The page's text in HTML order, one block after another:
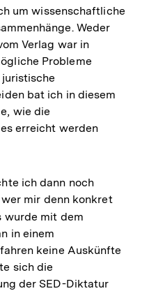
der
Fußnote
um wissenschaftliche
Weder
Verlag war in
Probleme
bat ich in diesem
wie die
erreicht werden
ich dann noch
mir denn konkret
wurde mit dem
in einem
keine Auskünfte
sich die
der SED-Diktatur